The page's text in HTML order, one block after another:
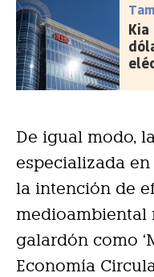
De igual modo,
especializada
la intención de
medioambiental
galardón como
Economía